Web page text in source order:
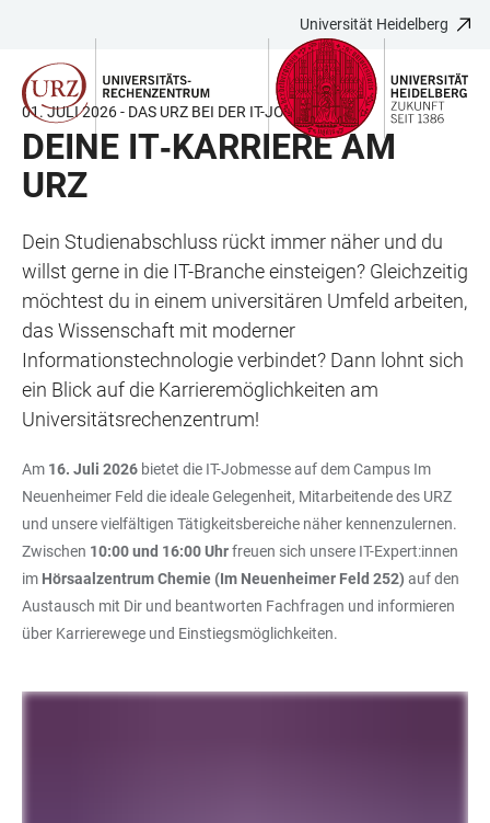
LINKS
ZUR
BARRIEREFREIHEIT
HAUPTINHALT
ÖFFNEN
ÖFFNEN
Universität Heidelberg
01. JULI 2026 - DAS URZ BEI DER IT-JOBMESSE
DEINE IT‑KARRIERE AM
URZ
Dein Studienabschluss rückt immer näher und du
willst gerne in die IT-Branche einsteigen? Gleichzeitig
möchtest du in einem universitären Umfeld arbeiten,
das Wissenschaft mit moderner
Informationstechnologie verbindet? Dann lohnt sich
ein Blick auf die Karrieremöglichkeiten am
Universitätsrechenzentrum!
Am 16. Juli 2026 bietet die IT-Jobmesse auf dem Campus Im
Neuenheimer Feld die ideale Gelegenheit, Mitarbeitende des URZ
und unsere vielfältigen Tätigkeitsbereiche näher kennenzulernen.
Zwischen 10:00 und 16:00 Uhrfreuen sich unsere IT-Expert:innen
im Hörsaalzentrum Chemie (Im Neuenheimer Feld 252) auf den
Austausch mit Dir und beantworten Fachfragen und informieren
über Karrierewege und Einstiegsmöglichkeiten.